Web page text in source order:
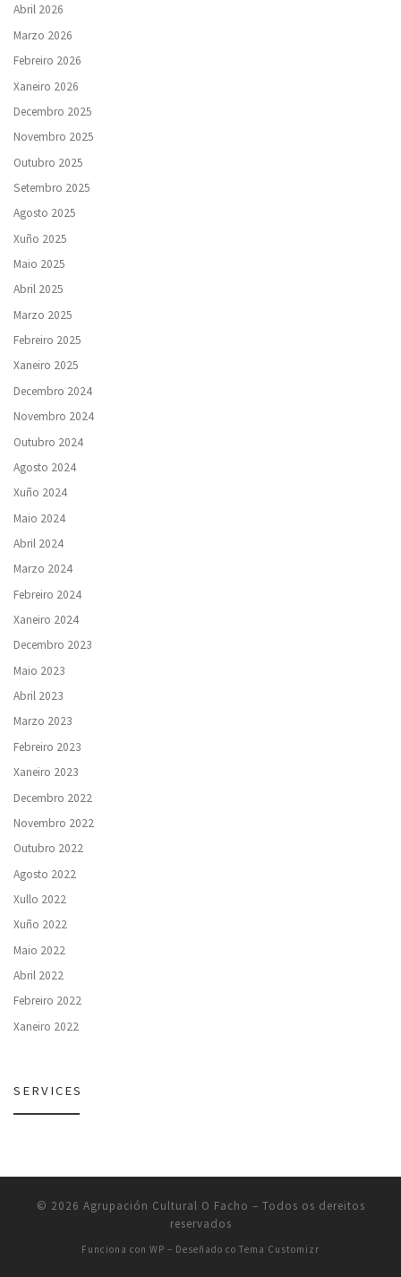
Abril 2026
Marzo 2026
Febreiro 2026
Xaneiro 2026
Decembro 2025
Novembro 2025
Outubro 2025
Setembro 2025
Agosto 2025
Xuño 2025
Maio 2025
Abril 2025
Marzo 2025
Febreiro 2025
Xaneiro 2025
Decembro 2024
Novembro 2024
Outubro 2024
Agosto 2024
Xuño 2024
Maio 2024
Abril 2024
Marzo 2024
Febreiro 2024
Xaneiro 2024
Decembro 2023
Maio 2023
Abril 2023
Marzo 2023
Febreiro 2023
Xaneiro 2023
Decembro 2022
Novembro 2022
Outubro 2022
Agosto 2022
Xullo 2022
Xuño 2022
Maio 2022
Abril 2022
Febreiro 2022
Xaneiro 2022
SERVICES
© 2026 Agrupación Cultural O Facho – Todos os dereitos
reservados
Funciona con WP – Deseñado co Tema Customizr